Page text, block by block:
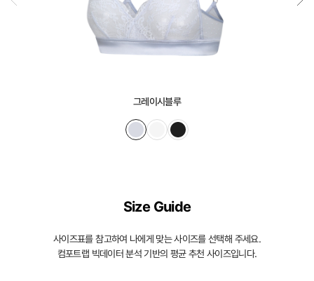
그레이시블루
Size Guide
사이즈표를 참고하여 나에게 맞는 사이즈를 선택해 주세요.
컴포트랩 빅데이터 분석 기반의 평균 추천 사이즈입니다.